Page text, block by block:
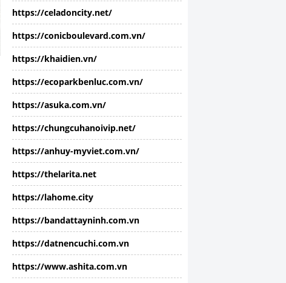
https://celadoncity.net/
https://conicboulevard.com.vn/
https://khaidien.vn/
https://ecoparkbenluc.com.vn/
https://asuka.com.vn/
https://chungcuhanoivip.net/
https://anhuy-myviet.com.vn/
https://thelarita.net
https://lahome.city
https://bandattayninh.com.vn
https://datnencuchi.com.vn
https://www.ashita.com.vn